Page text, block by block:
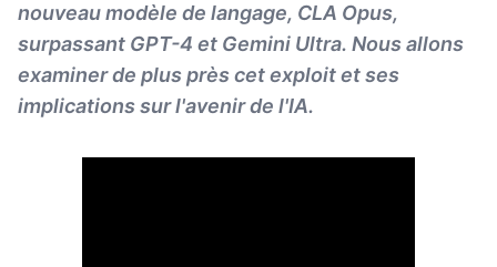
nouveau modèle de langage, CLA Opus,
surpassant GPT-4 et Gemini Ultra. Nous allons
examiner de plus près cet exploit et ses
implications sur l'avenir de l'IA.